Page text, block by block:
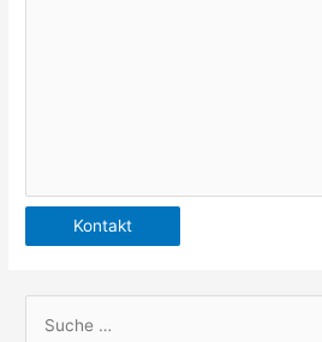
Kontakt